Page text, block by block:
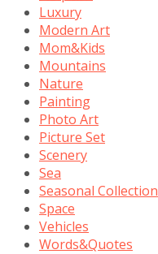
Luxury
Modern Art
Mom&Kids
Mountains
Nature
Painting
Photo Art
Picture Set
Scenery
Sea
Seasonal Collection
Space
Vehicles
Words&Quotes